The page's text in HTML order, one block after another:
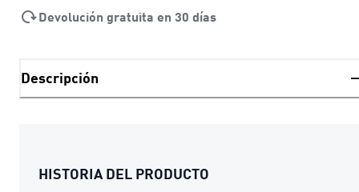
Devolución gratuita en 30 días
Descripción
HISTORIA DEL PRODUCTO